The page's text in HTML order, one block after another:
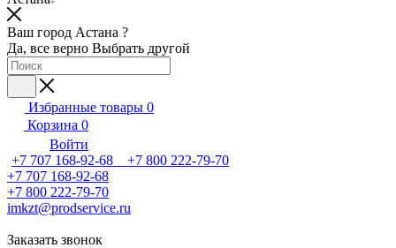
Ваш город Астана ?
Да, все верно Выбрать другой
Избранные товары 0
Корзина 0
Войти
+7 707 168-92-68 +7 800 222-79-70
+7 707 168-92-68
+7 800 222-79-70
imkzt@prodservice.ru
Заказать звонок